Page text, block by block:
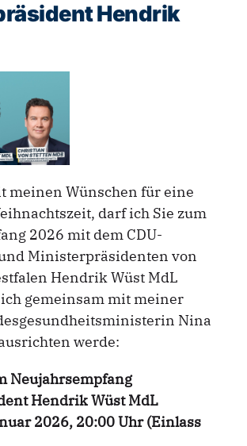
Hendrik
meinen Wünschen für eine
darf ich Sie zum
2026 mit dem CDU-
Ministerpräsidenten von
Hendrik Wüst MdL
gemeinsam mit meiner
Nina
werde:
Neujahrsempfang
Hendrik Wüst MdL
2026, 20:00 Uhr (Einlass